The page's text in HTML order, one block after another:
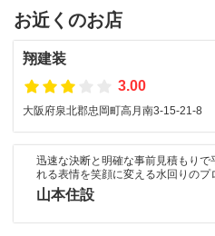
お近くのお店
翔建装
3.00
大阪府泉北郡忠岡町高月南3-15-21-8
迅速な決断と明確な事前見積もり
れる表情を笑顔に変える水回りのプ
山本住設